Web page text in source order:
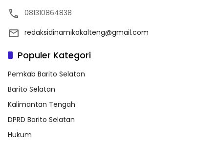
081310864838
redaksidinamikakalteng@gmail.com
Populer Kategori
Pemkab Barito Selatan
Barito Selatan
Kalimantan Tengah
DPRD Barito Selatan
Hukum